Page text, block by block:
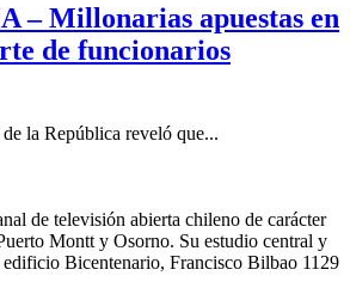
– Millonarias apuestas en
de funcionarios
la República reveló que...
de televisión abierta chileno de carácter
Montt y Osorno. Su estudio central y
Bicentenario, Francisco Bilbao 1129